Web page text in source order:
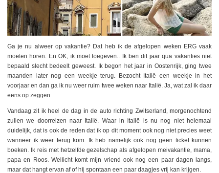
Ga je nu alweer op vakantie? Dat heb ik de afgelopen weken ERG vaak
moeten horen. En OK, ik moet toegeven.. Ik ben dit jaar qua vakanties niet
bepaald slecht bedeelt geweest. Ik begon het jaar in Oostenrijk, ging twee
maanden later nog een weekje terug. Bezocht Italië een weekje in het
voorjaar en dan ga ik nu weer ruim twee weken naar Italië. Ja, wat zal ik daar
eens op zeggen…
Vandaag zit ik heel de dag in de auto richting Zwitserland, morgenochtend
zullen we doorreizen naar Italië. Waar in Italië is nu nog niet helemaal
duidelijk, dat is ook de reden dat ik op dit moment ook nog niet precies weet
wanneer ik weer terug kom. Ik heb namelijk ook nog geen ticket kunnen
boeken. Ik reis met hetzelfde gezelschap als afgelopen meivakantie, mama,
papa en Roos. Wellicht komt mijn vriend ook nog een paar dagen langs,
maar dat hangt ervan af of hij spontaan een paar daagjes vrij kan krijgen.